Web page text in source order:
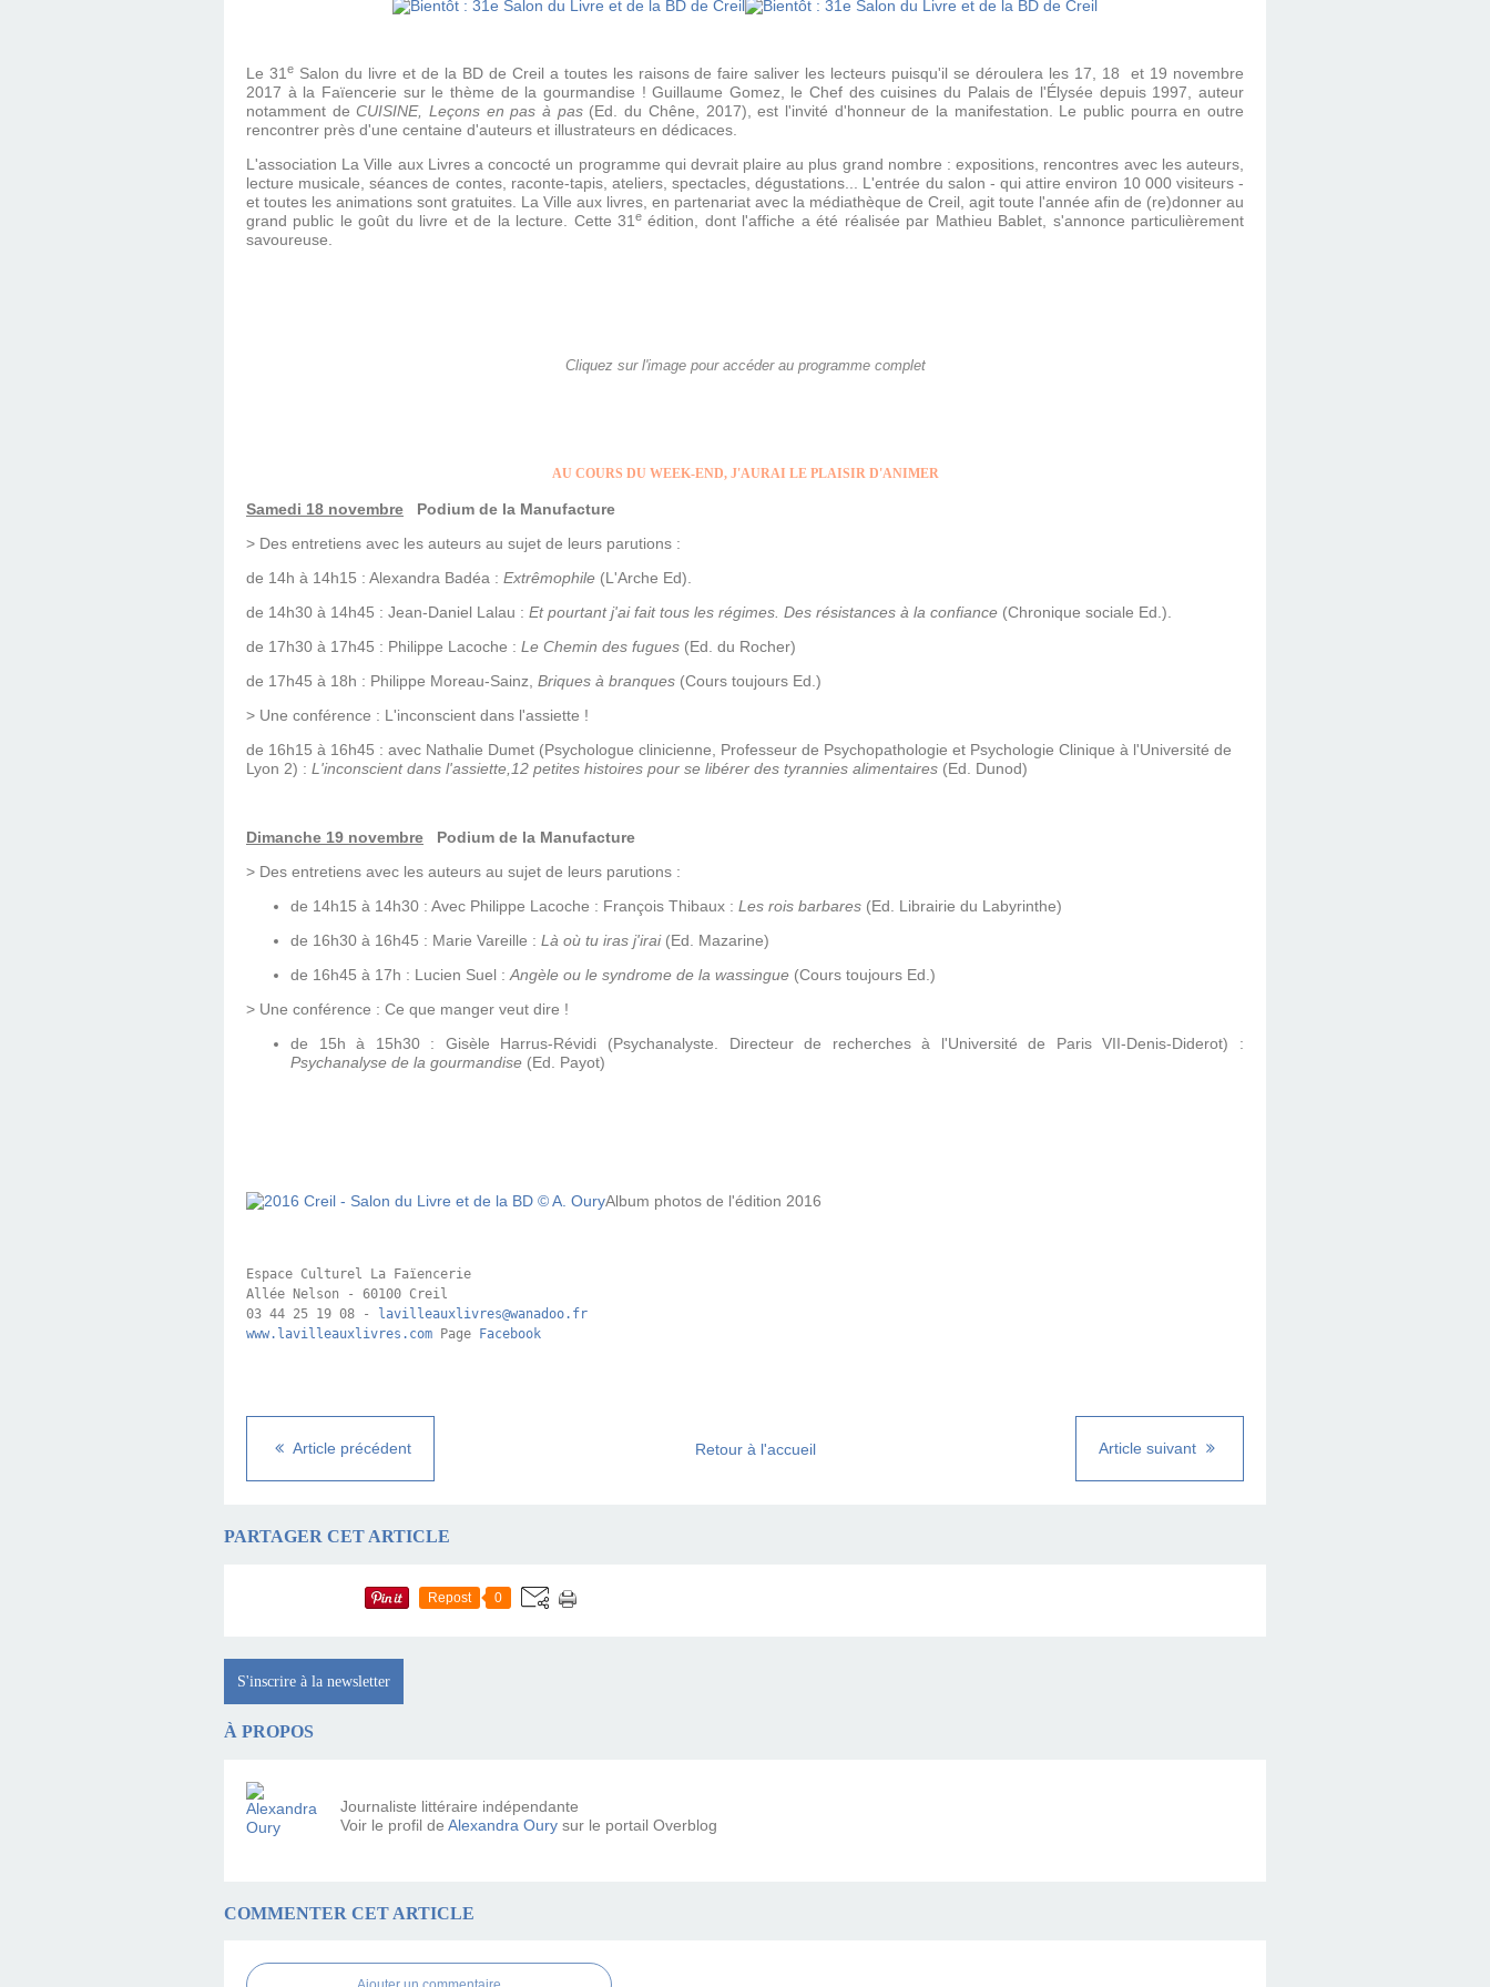
Le 31eSalon du livre et de la BD de Creil a toutes les raisons de faire saliver les lecteurs puisqu'il se déroulera les 17, 18 et 19 novembre
2017 à la Faïencerie sur le thème de la gourmandise ! Guillaume Gomez, le Chef des cuisines du Palais de l'Élysée depuis 1997, auteur
notamment deCUISINE, Leçons en pas à pas(Ed. du Chêne, 2017), est l'invité d'honneur de la manifestation. Le public pourra en outre
rencontrer près d'une centaine d'auteurs et illustrateurs en dédicaces.
L'association La Ville aux Livres a concocté un programme qui devrait plaire au plus grand nombre : expositions, rencontres avec les auteurs,
lecture musicale, séances de contes, raconte-tapis, ateliers, spectacles, dégustations... L'entrée du salon - qui attire environ 10 000 visiteurs -
et toutes les animations sont gratuites. La Ville aux livres, en partenariat avec la médiathèque de Creil, agit toute l'année afin de (re)donner au
grand public le goût du livre et de la lecture. Cette 31e édition, dont l'affiche a été réalisée par Mathieu Bablet, s'annonce particulièrement
savoureuse.
Cliquez sur l'image pour accéder au programme complet
AU COURS DU WEEK-END, J'AURAI LE PLAISIR D'ANIMER
Samedi 18 novembre Podium de la Manufacture
> Des entretiens avec les auteurs au sujet de leurs parutions :
de 14h à 14h15 : Alexandra Badéa : Extrêmophile (L'Arche Ed).
de 14h30 à 14h45 : Jean-Daniel Lalau : Et pourtant j'ai fait tous les régimes. Des résistances à la confiance (Chronique sociale Ed.).
de 17h30 à 17h45 : Philippe Lacoche : Le Chemin des fugues (Ed. du Rocher)
de 17h45 à 18h : Philippe Moreau-Sainz, Briques à branques (Cours toujours Ed.)
> Une conférence : L'inconscient dans l'assiette !
de 16h15 à 16h45 : avec Nathalie Dumet (Psychologue clinicienne, Professeur de Psychopathologie et Psychologie Clinique à l'Université de
Lyon 2) : L'inconscient dans l'assiette,12 petites histoires pour se libérer des tyrannies alimentaires (Ed. Dunod)
Dimanche 19 novembre Podium de la Manufacture
> Des entretiens avec les auteurs au sujet de leurs parutions :
de 14h15 à 14h30 : Avec Philippe Lacoche : François Thibaux : Les rois barbares (Ed. Librairie du Labyrinthe)
de 16h30 à 16h45 : Marie Vareille : Là où tu iras j'irai (Ed. Mazarine)
de 16h45 à 17h : Lucien Suel :Angèle ou le syndrome de la wassingue (Cours toujours Ed.)
> Une conférence : Ce que manger veut dire !
de 15h à 15h30 : Gisèle Harrus-Révidi (Psychanalyste. Directeur de recherches à l'Université de Paris VII-Denis-Diderot) :
Psychanalyse de la gourmandise (Ed. Payot)
Album photos de l'édition 2016
Espace Culturel La Faïencerie
Allée Nelson - 60100 Creil
03 44 25 19 08 -
lavilleauxlivres@wanadoo.fr
www.lavilleauxlivres.com Page Facebook
Article précédent Article suivant
Retour à l'accueil
PARTAGER CET ARTICLE
Repost 0
S'inscrire à la newsletter
À PROPOS
Journaliste littéraire indépendante
Voir le profil de Alexandra Oury sur le portail Overblog
COMMENTER CET ARTICLE